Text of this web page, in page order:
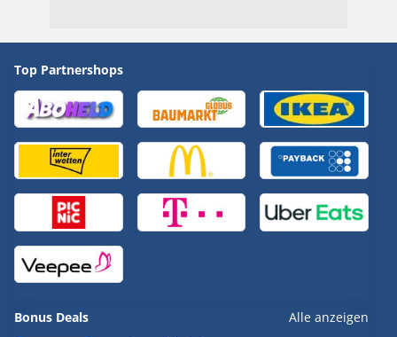
Top Partnershops
Bonus Deals Alle anzeigen